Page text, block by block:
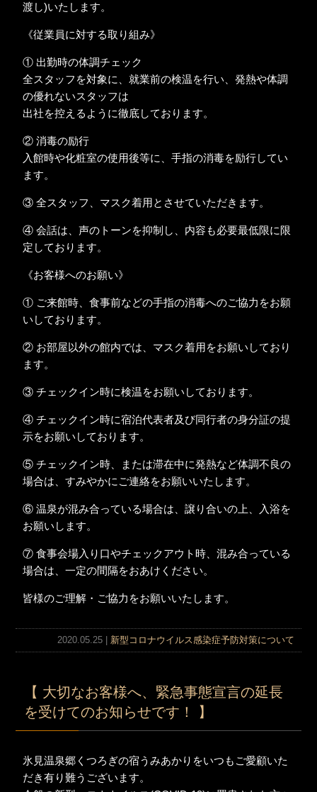
渡し)いたします。
《従業員に対する取り組み》
① 出勤時の体調チェック
全スタッフを対象に、就業前の検温を行い、発熱や体調
の優れないスタッフは
出社を控えるように徹底しております。
② 消毒の励行
入館時や化粧室の使用後等に、手指の消毒を励行してい
ます。
③ 全スタッフ、マスク着用とさせていただきます。
④ 会話は、声のトーンを抑制し、内容も必要最低限に限
定しております。
《お客様へのお願い》
① ご来館時、食事前などの手指の消毒へのご協力をお願
いしております。
② お部屋以外の館内では、マスク着用をお願いしており
ます。
③ チェックイン時に検温をお願いしております。
④ チェックイン時に宿泊代表者及び同行者の身分証の提
示をお願いしております。
⑤ チェックイン時、または滞在中に発熱など体調不良の
場合は、すみやかにご連絡をお願いいたします。
⑥ 温泉が混み合っている場合は、譲り合いの上、入浴を
お願いします。
⑦ 食事会場入り口やチェックアウト時、混み合っている
場合は、一定の間隔をおあけください。
皆様のご理解・ご協力をお願いいたします。
2020.05.25 | 新型コロナウイルス感染症予防対策について
【 大切なお客様へ、緊急事態宣言の延長
を受けてのお知らせです！ 】
氷見温泉郷くつろぎの宿うみあかりをいつもご愛顧いた
だき有り難うございます。